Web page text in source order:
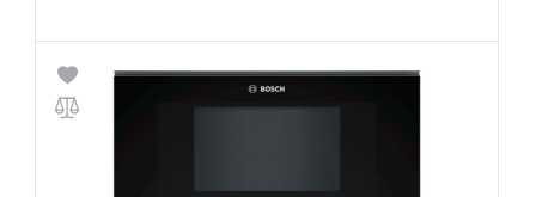
Гарантия:12 месяцев